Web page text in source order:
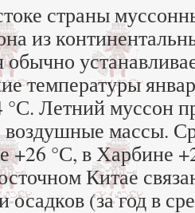
страны
из
обычно
температуры
Летний муссон
воздушные массы.
+26 °С, в Харбине
Китае
осадков (за год в